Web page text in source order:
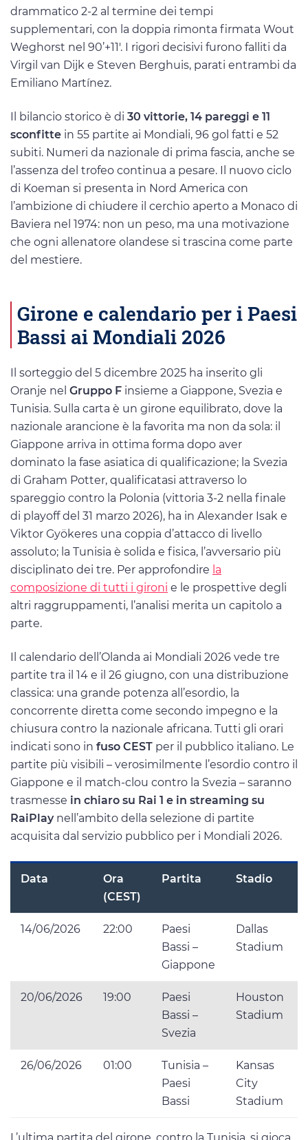
drammatico 2-2 al termine dei tempi
supplementari, con la doppia rimonta firmata Wout
Weghorst nel 90’+11′. I rigori decisivi furono falliti da
Virgil van Dijk e Steven Berghuis, parati entrambi da
Emiliano Martínez.
Il bilancio storico è di 30 vittorie, 14 pareggi e 11
sconfitte in 55 partite ai Mondiali, 96 gol fatti e 52
subiti. Numeri da nazionale di prima fascia, anche se
l’assenza del trofeo continua a pesare. Il nuovo ciclo
di Koeman si presenta in Nord America con
l’ambizione di chiudere il cerchio aperto a Monaco di
Baviera nel 1974: non un peso, ma una motivazione
che ogni allenatore olandese si trascina come parte
del mestiere.
Girone e calendario per i Paesi
Bassi ai Mondiali 2026
Il sorteggio del 5 dicembre 2025 ha inserito gli
Oranje nel Gruppo F insieme a Giappone, Svezia e
Tunisia. Sulla carta è un girone equilibrato, dove la
nazionale arancione è la favorita ma non da sola: il
Giappone arriva in ottima forma dopo aver
dominato la fase asiatica di qualificazione; la Svezia
di Graham Potter, qualificatasi attraverso lo
spareggio contro la Polonia (vittoria 3-2 nella finale
di playoff del 31 marzo 2026), ha in Alexander Isak e
Viktor Gyökeres una coppia d’attacco di livello
assoluto; la Tunisia è solida e fisica, l’avversario più
disciplinato dei tre. Per approfondire la
composizione di tutti i gironi e le prospettive degli
altri raggruppamenti, l’analisi merita un capitolo a
parte.
Il calendario dell’Olanda ai Mondiali 2026 vede tre
partite tra il 14 e il 26 giugno, con una distribuzione
classica: una grande potenza all’esordio, la
concorrente diretta come secondo impegno e la
chiusura contro la nazionale africana. Tutti gli orari
indicati sono in fuso CEST per il pubblico italiano. Le
partite più visibili – verosimilmente l’esordio contro il
Giappone e il match-clou contro la Svezia – saranno
trasmesse in chiaro su Rai 1 e in streaming su
RaiPlaynell’ambito della selezione di partite
acquisita dal servizio pubblico per i Mondiali 2026.
Data
Ora
(CEST)
Partita Stadio
14/06/2026 22:00
Paesi
Bassi –
Giappone
Dallas
Stadium
20/06/2026 19:00
Paesi
Bassi –
Svezia
Houston
Stadium
26/06/2026 01:00
Tunisia –
Paesi
Bassi
Kansas
City
Stadium